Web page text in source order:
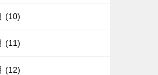
(10)
(11)
(12)